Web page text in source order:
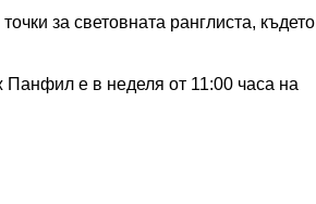
за световната ранглиста, където
е в неделя от 11:00 часа на